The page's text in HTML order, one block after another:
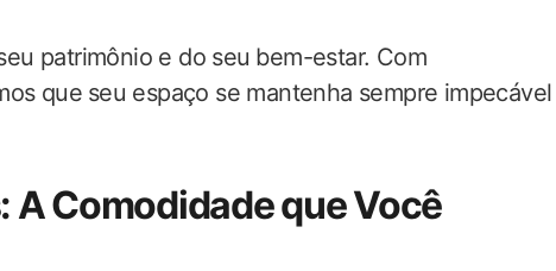
patrimônio e do seu ⁢bem-estar. Com
que⁣ seu espaço se mantenha sempre impecável
Comodidade ‌que Você⁢